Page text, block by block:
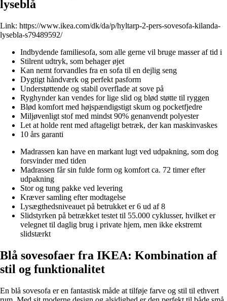
lyseblå
Link: https://www.ikea.com/dk/da/p/hyltarp-2-pers-sovesofa-kilanda-
lysebla-s79489592/
Indbydende familiesofa, som alle gerne vil bruge masser af tid i
Stilrent udtryk, som behager øjet
Kan nemt forvandles fra en sofa til en dejlig seng
Dygtigt håndværk og perfekt pasform
Understøttende og stabil overflade at sove på
Ryghynder kan vendes for lige slid og blød støtte til ryggen
Blød komfort med højspændigstigt skum og pocketfjedre
Miljøvenligt stof med mindst 90% genanvendt polyester
Let at holde rent med aftageligt betræk, der kan maskinvaskes
10 års garanti
Madrassen kan have en markant lugt ved udpakning, som dog
forsvinder med tiden
Madrassen får sin fulde form og komfort ca. 72 timer efter
udpakning
Stor og tung pakke ved levering
Kræver samling efter modtagelse
Lysægthedsniveauet på betrukket er 6 ud af 8
Slidstyrken på betrækket testet til 55.000 cyklusser, hvilket er
velegnet til daglig brug i private hjem, men ikke ekstremt
slidstærkt
Blå sovesofaer fra IKEA: Kombination af
stil og funktionalitet
En blå sovesofa er en fantastisk måde at tilføje farve og stil til ethvert